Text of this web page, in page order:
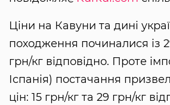
Ціни на Кавуни та дині
походження починалися із
грн/кг відповідно. Проте
Іспанія) постачання
цін: 15 грн/кг та 29 грн/кг